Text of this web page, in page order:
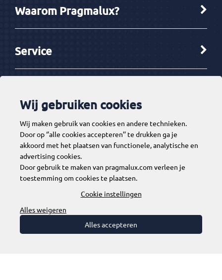
Waarom Pragmalux?
Service
Tools
Contact
Wij gebruiken cookies
Wij maken gebruik van cookies en andere technieken.
Door op ‘’alle cookies accepteren’’ te drukken ga je
akkoord met het plaatsen van functionele, analytische en
advertising cookies.
Door gebruik te maken van pragmalux.com verleen je
toestemming om cookies te plaatsen.
Cookie instellingen
Alles weigeren
Alles accepteren